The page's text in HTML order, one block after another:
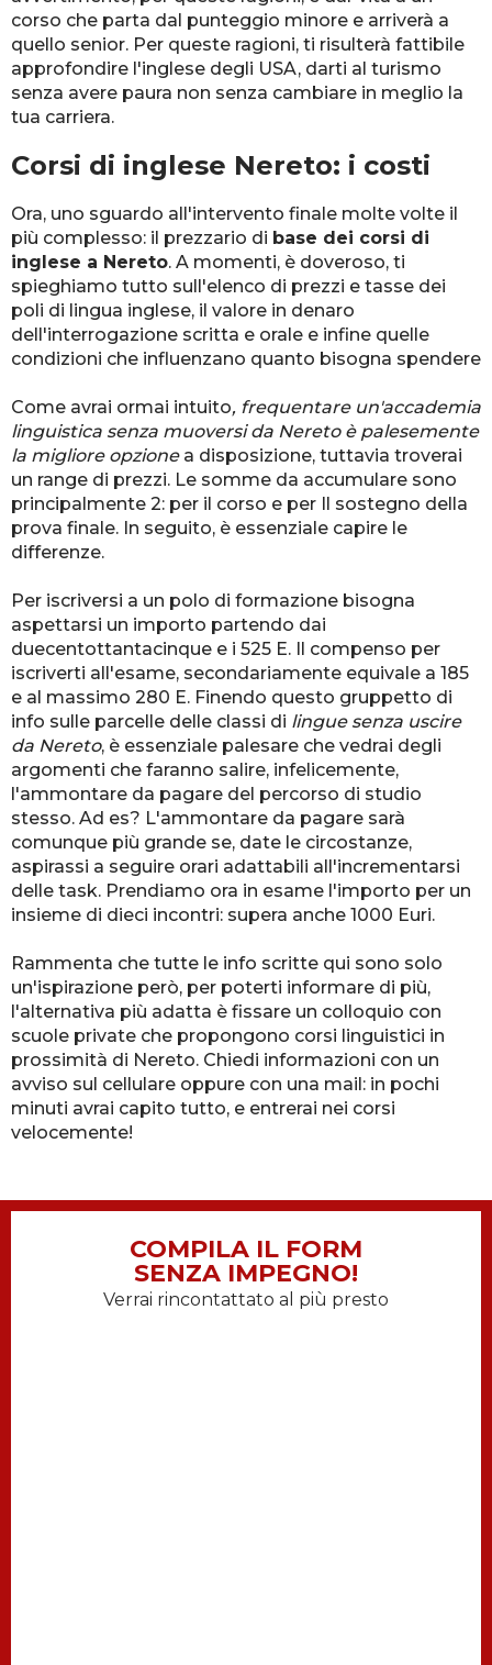
corso che parta dal punteggio minore e arriverà a
quello senior. Per queste ragioni, ti risulterà fattibile
approfondire l'inglese degli USA, darti al turismo
senza avere paura non senza cambiare in meglio la
tua carriera.
Corsi di inglese Nereto: i costi
Ora, uno sguardo all'intervento finale molte volte il
più complesso: il prezzario di base dei corsi di
inglese a Nereto. A momenti, è doveroso, ti
spieghiamo tutto sull'elenco di prezzi e tasse dei
poli di lingua inglese, il valore in denaro
dell'interrogazione scritta e orale e infine quelle
condizioni che influenzano quanto bisogna spendere
Come avrai ormai intuito, frequentare un'accademia
linguistica senza muoversi da Nereto è palesemente
la migliore opzionea disposizione, tuttavia troverai
un range di prezzi. Le somme da accumulare sono
principalmente 2: per il corso e per Il sostegno della
prova finale. In seguito, è essenziale capire le
differenze.
Per iscriversi a un polo di formazione bisogna
aspettarsi un importo partendo dai
duecentottantacinque e i 525 E. Il compenso per
iscriverti all'esame, secondariamente equivale a 185
e al massimo 280 E. Finendo questo gruppetto di
info sulle parcelle delle classi di lingue senza uscire
da Nereto, è essenziale palesare che vedrai degli
argomenti che faranno salire, infelicemente,
l'ammontare da pagare del percorso di studio
stesso. Ad es? L'ammontare da pagare sarà
comunque più grande se, date le circostanze,
aspirassi a seguire orari adattabili all'incrementarsi
delle task. Prendiamo ora in esame l'importo per un
insieme di dieci incontri: supera anche 1000 Euri.
Rammenta che tutte le info scritte qui sono solo
un'ispirazione però, per poterti informare di più,
l'alternativa più adatta è fissare un colloquio con
scuole private che propongono corsi linguistici in
prossimità di Nereto. Chiedi informazioni con un
avviso sul cellulare oppure con una mail: in pochi
minuti avrai capito tutto, e entrerai nei corsi
velocemente!
COMPILA IL FORM
SENZA IMPEGNO!
Verrai rincontattato al più presto